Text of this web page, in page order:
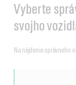
Vyberte
svojho
Na nájdenie správneho